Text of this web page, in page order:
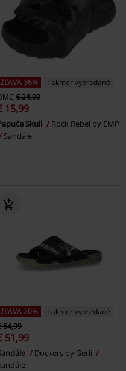
ZĽAVA 36%
Takmer vypredané
€ 24,99
15,99
Skull
Rock Rebel by EMP
Sandále
ZĽAVA 20%
Takmer vypredané
64,99
51,99
Dockers by Gerli